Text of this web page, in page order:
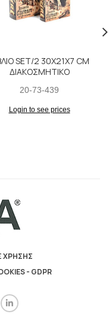
SET/2 30X21X7 CM
ΔΙΑΚΟΣΜΗΤΙΚΟ
20-73-439
Login to see prices
ΧΡΗΣΗΣ
- GDPR